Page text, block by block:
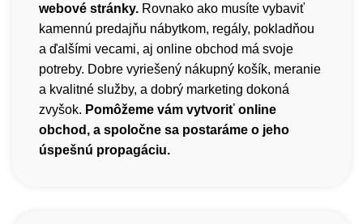
webové stránky. Rovnako ako musíte vybaviť
kamennú predajňu nábytkom, regály, pokladňou
a ďalšími vecami, aj online obchod má svoje
potreby. Dobre vyriešený nákupný košík, meranie
a kvalitné služby, a dobrý marketing dokoná
zvyšok. Pomôžeme vám vytvoriť online
obchod, a spoločne sa postaráme o jeho
úspešnú propagáciu.